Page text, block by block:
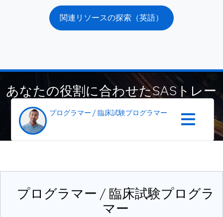
関連リソースの探索（英語）
あなたの役割に合わせたSASトレー
ニングをご紹介します
プログラマー / 臨床試験プログラマー
プログラマー / 臨床試験プログラ
マー